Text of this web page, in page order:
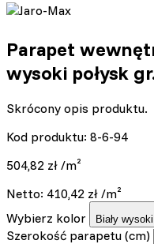
Parapet
wysoki połysk
Skrócony opis produktu.
Kod produktu: 8-6-94
504,82 zł /m²
Netto: 410,42 zł /m²
Wybierz kolor
Biały
Szerokość parapetu (cm)